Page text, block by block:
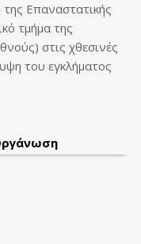
Επαναστατικής
τμήμα της
στις χθεσινές
του εγκλήματος